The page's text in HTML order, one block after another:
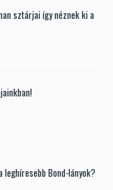
sztárjai így néznek ki a
leghíresebb Bond-lányok?